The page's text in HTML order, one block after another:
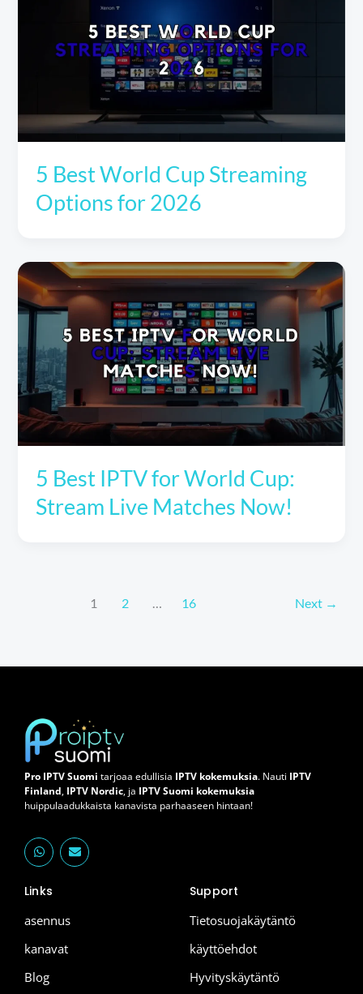
5 Best World Cup Streaming
Options for 2026
5 Best IPTV for World Cup:
Stream Live Matches Now!
1 2 … 16 Next →
Pro IPTV Suomi tarjoaa edullisia IPTV kokemuksia. Nauti IPTV
Finland, IPTV Nordic, ja IPTV Suomi kokemuksia
huippulaadukkaista kanavista parhaaseen hintaan!
W
h
a
s
p
p
E
n
v
Links
asennus
kanavat
Blog
Support
Tietosuojakäytäntö
käyttöehdot
Hyvityskäytäntö